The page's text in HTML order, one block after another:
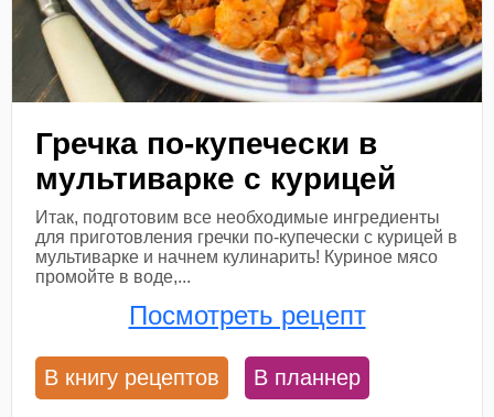
Гречка по-купечески в
мультиварке с курицей
Итак, подготовим все необходимые ингредиенты
для приготовления гречки по-купечески с курицей в
мультиварке и начнем кулинарить! Куриное мясо
промойте в воде,...
Посмотреть рецепт
В книгу рецептов В планнер